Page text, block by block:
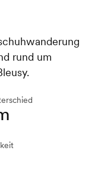
rund um